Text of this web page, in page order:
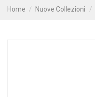
Home Nuove Collezioni